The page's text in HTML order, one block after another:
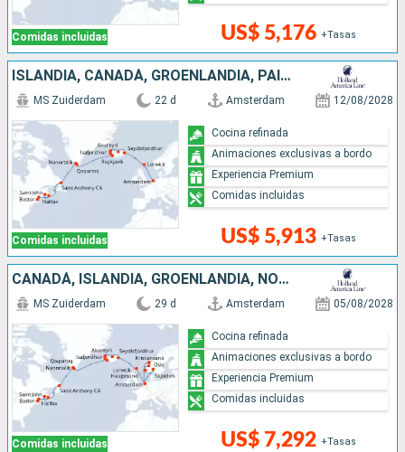
Comidas incluidas US$ 5,176 +Tasas
ISLANDIA, CANADÁ, GROENLANDIA, PAISES BAJOS, ESTADOS UNIDOS, REINO UNIDO
Comidas incluidas
MS Zuiderdam 22 d Amsterdam 12/08/2028
US$ 5,913 +Tasas
Cocina refinada
Animaciones exclusivas a bordo
Experiencia Premium
Comidas incluidas
CANADÁ, ISLANDIA, GROENLANDIA, NORUEGA, PAISES BAJOS, ESTADOS UNIDOS, REINO UNIDO
Comidas incluidas
MS Zuiderdam 29 d Amsterdam 05/08/2028
US$ 7,292 +Tasas
Cocina refinada
Animaciones exclusivas a bordo
Experiencia Premium
Comidas incluidas